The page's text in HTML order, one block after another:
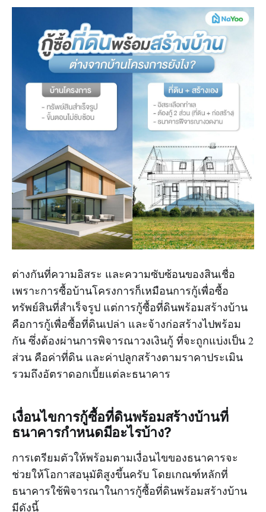
ต่างกันที่ความอิสระ และความซับซ้อนของสินเชื่อ
เพราะการซื้อบ้านโครงการก็เหมือนการกู้เพื่อซื้อ
ทรัพย์สินที่สำเร็จรูป แต่การกู้ซื้อที่ดินพร้อมสร้างบ้าน
คือการกู้เพื่อซื้อที่ดินเปล่า และจ้างก่อสร้างไปพร้อม
กัน ซึ่งต้องผ่านการพิจารณาวงเงินกู้ ที่จะถูกแบ่งเป็น 2
ส่วน คือค่าที่ดิน และค่าปลูกสร้างตามราคาประเมิน
รวมถึงอัตราดอกเบี้ยแต่ละธนาคาร
เงื่อนไขการกู้ซื้อที่ดินพร้อมสร้างบ้านที่
ธนาคารกำหนดมีอะไรบ้าง?
การเตรียมตัวให้พร้อมตามเงื่อนไขของธนาคารจะ
ช่วยให้โอกาสอนุมัติสูงขึ้นครับ โดยเกณฑ์หลักที่
ธนาคารใช้พิจารณาในการกู้ซื้อที่ดินพร้อมสร้างบ้าน
มีดังนี้